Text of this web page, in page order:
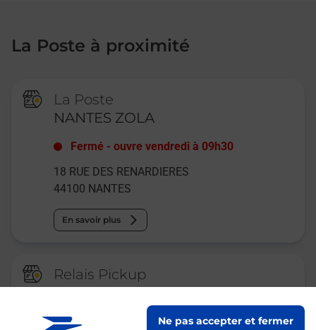
Ne pas accepter et fermer
La Poste à proximité
La Poste
NANTES ZOLA
Fermé -ouvre vendredi à 09h30
18 RUE DES RENARDIERES
44100 NANTES
En savoir plus
Relais Pickup
AVIA STATION SERVICE NANTES